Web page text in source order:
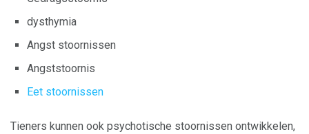
dysthymia
Angst stoornissen
Angststoornis
Eet stoornissen
Tieners kunnen ook psychotische stoornissen ontwikkelen,